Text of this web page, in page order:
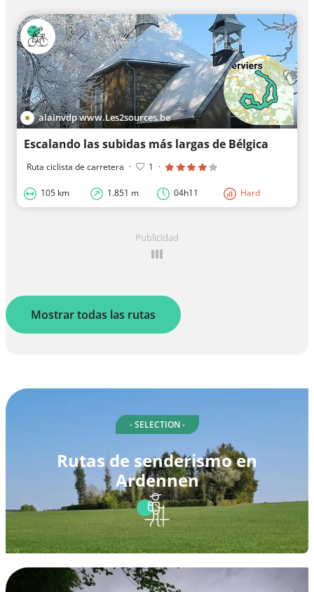
alainvdp www.Les2sources.be
Escalando las subidas más largas de Bélgica
Ruta ciclista de carretera · 1 ·
105 km 1.851 m 04h11 Hard
Publicidad
Mostrar todas las rutas
- SELECTION -
Rutas de senderismo en
Ardennen